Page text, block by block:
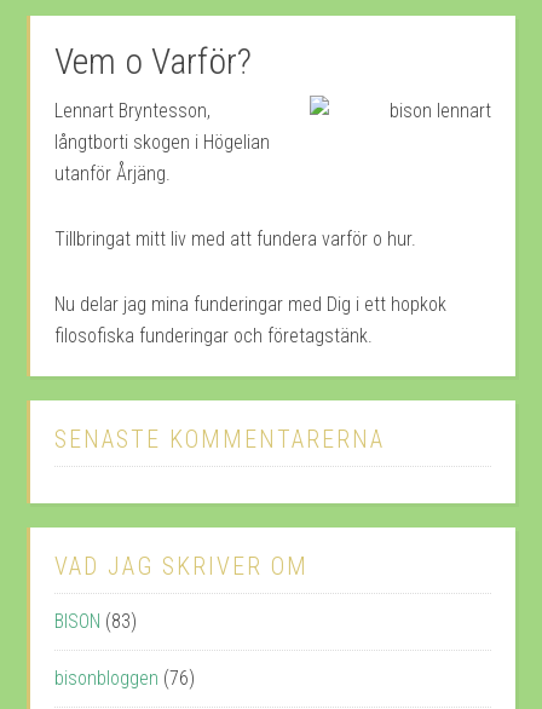
Vem o Varför?
Lennart Bryntesson,
långtborti skogen i Högelian
utanför Årjäng.
Tillbringat mitt liv med att fundera varför o hur.
Nu delar jag mina funderingar med Dig i ett hopkok
filosofiska funderingar och företagstänk.
SENASTE KOMMENTARERNA
VAD JAG SKRIVER OM
BISON (83)
bisonbloggen (76)